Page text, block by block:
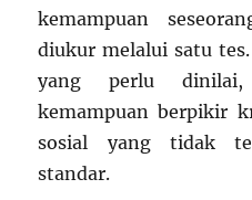
kemampuan
diukur melalui satu
yang perlu dinilai,
kemampuan berpikir
sosial yang tidak
standar.